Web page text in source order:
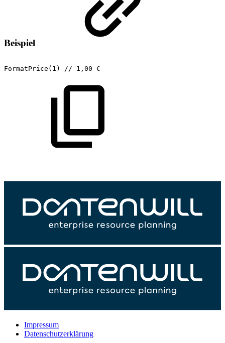
Beispiel
FormatPrice(1) // 1,00 €
Impressum
Datenschutzerklärung